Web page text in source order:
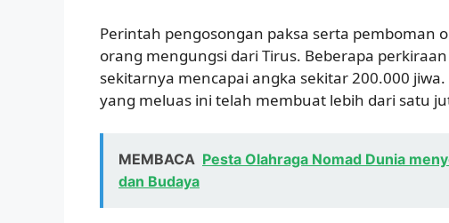
Perintah pengosongan paksa serta pemboman
orang mengungsi dari Tirus. Beberapa
sekitarnya mencapai angka sekitar 200.000
yang meluas ini telah membuat lebih dari satu
MEMBACA Pesta Olahraga Nomad Dunia
dan Budaya